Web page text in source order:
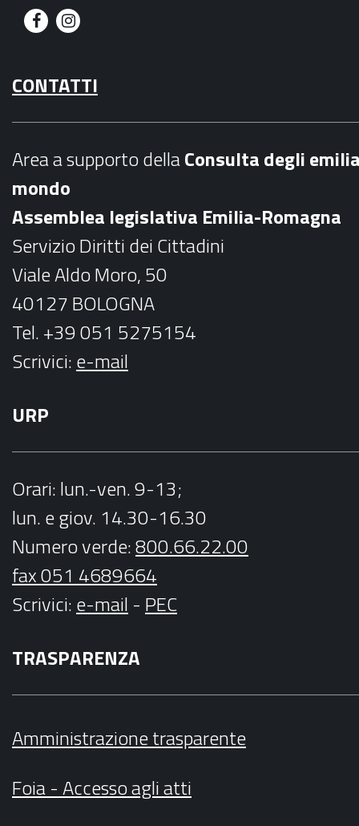
F
c
e
o
k
I
s
t
r
a
m
CONTATTI
Area a supporto dellaConsulta degli
mondo
Assemblea legislativa Emilia-Romagna
Servizio Diritti dei Cittadini
Viale Aldo Moro, 50
40127 BOLOGNA
Tel. +39 051 5275154
Scrivici:e-mail
URP
Orari: lun.-ven. 9-13;
lun. e giov. 14.30-16.30
Numero verde:800.66.22.00
fax 051 4689664
Scrivici:e-mail - PEC
TRASPARENZA
Amministrazione trasparente
Foia - Accesso agli atti